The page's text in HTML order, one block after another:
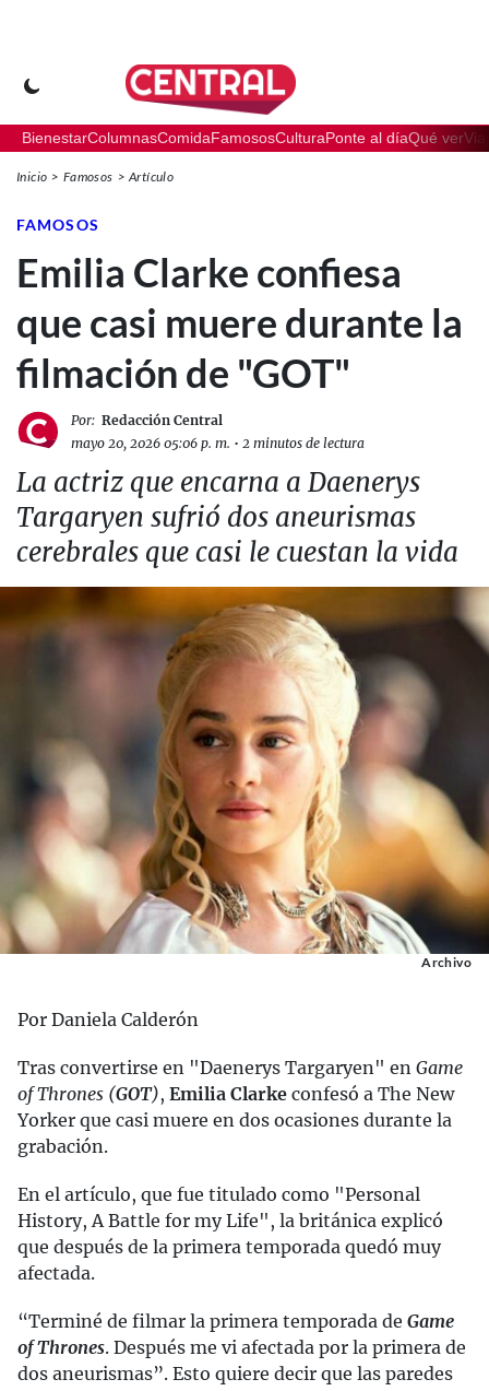
BienestarColumnasComidaFamososCulturaPonte al díaQué ver
Inicio Famosos Artículo
FAMOSOS
Emilia Clarke confiesa
que casi muere durante la
filmación de "GOT"
Por: Redacción Central
mayo 20, 2026 05:06 p. m. • 2 minutos de lectura
La actriz que encarna a Daenerys
Targaryen sufrió dos aneurismas
cerebrales que casi le cuestan la vida
Archivo
Por Daniela Calderón
Tras convertirse en "Daenerys Targaryen" en Game
of Thrones (GOT), Emilia Clarke confesó a The New
Yorker que casi muere en dos ocasiones durante la
grabación.
En el artículo, que fue titulado como "Personal
History, A Battle for my Life", la británica explicó
que después de la primera temporada quedó muy
afectada.
“Terminé de filmar la primera temporada de Game
of Thrones. Después me vi afectada por la primera de
dos aneurismas”. Esto quiere decir que las paredes